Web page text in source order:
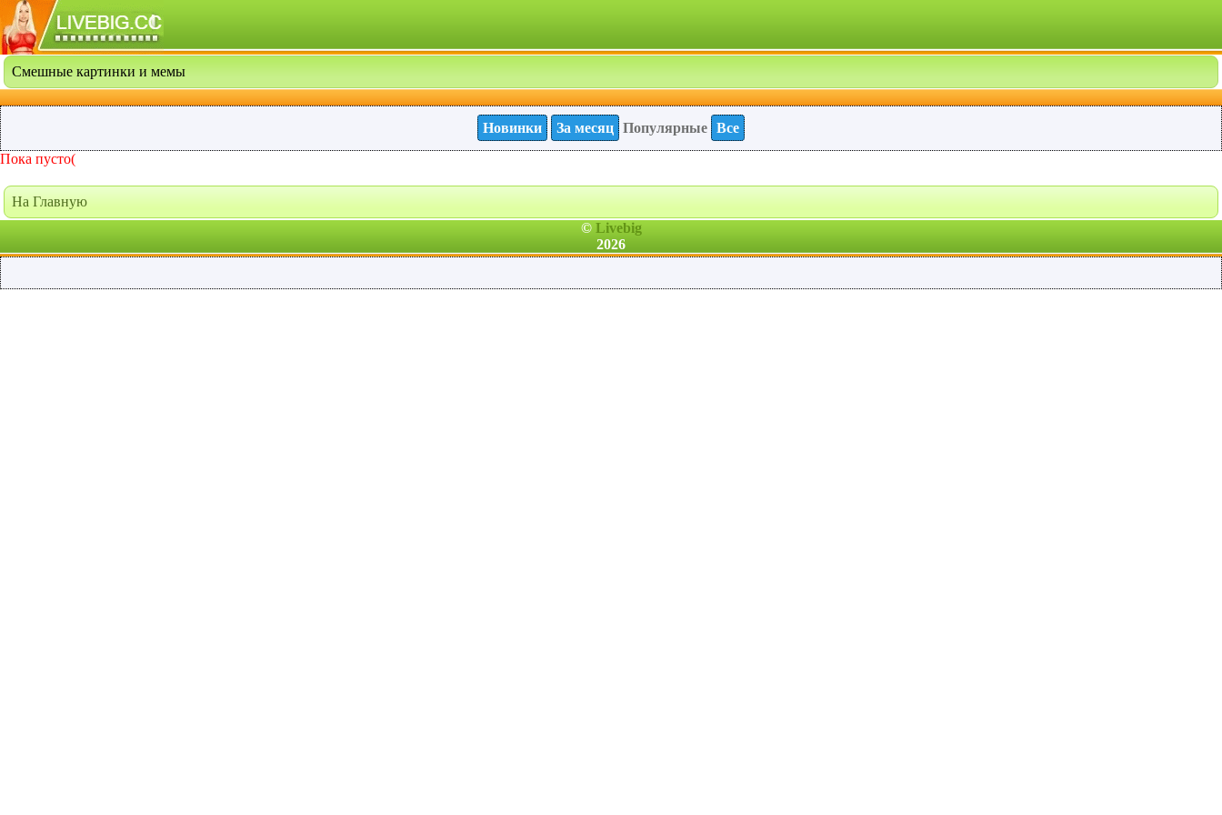
Смешные картинки и мемы
Новинки За месяц Популярные Все
Пока пусто(
На Главную
© Livebig
2026